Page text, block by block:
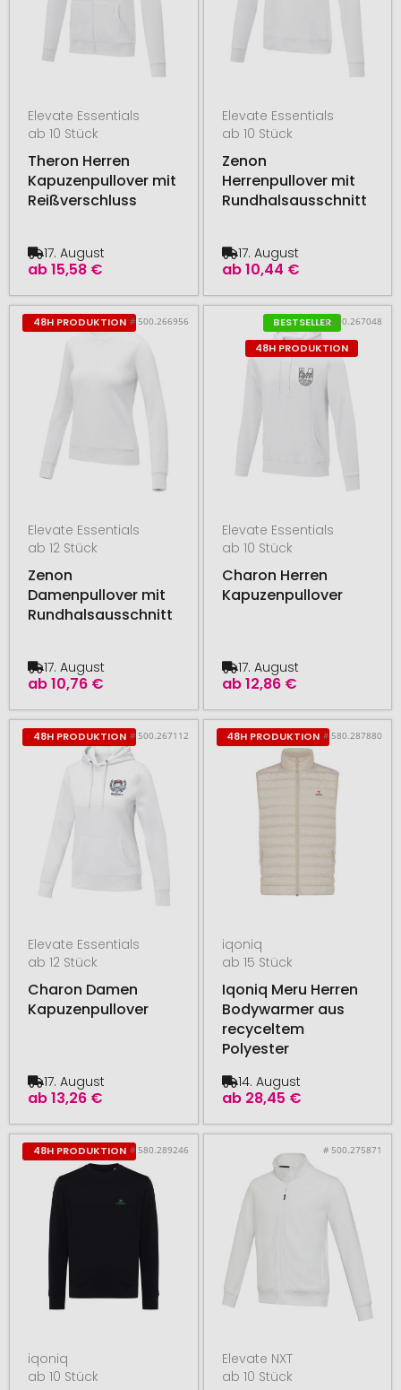
Elevate Essentials
ab 10 Stück
Theron Herren
Kapuzenpullover mit
Reißverschluss
ab15,58 €
17. August
Elevate Essentials
ab 10 Stück
Zenon
Herrenpullover mit
Rundhalsausschnitt
ab10,44 €
17. August
48H PRODUKTION # 500.266956
Elevate Essentials
ab 12 Stück
Zenon
Damenpullover mit
Rundhalsausschnitt
ab10,76 €
17. August
BESTSELLER
48H PRODUKTION
# 500.267048
Elevate Essentials
ab 10 Stück
Charon Herren
Kapuzenpullover
ab12,86 €
17. August
48H PRODUKTION # 500.267112
Elevate Essentials
ab 12 Stück
Charon Damen
Kapuzenpullover
ab13,26 €
17. August
48H PRODUKTION # 580.287880
iqoniq
ab 15 Stück
Iqoniq Meru Herren
Bodywarmer aus
recyceltem
Polyester
ab 28,45 €
14. August
48H PRODUKTION # 580.289246
iqoniq
ab 10 Stück
# 500.275871
Elevate NXT
ab 10 Stück